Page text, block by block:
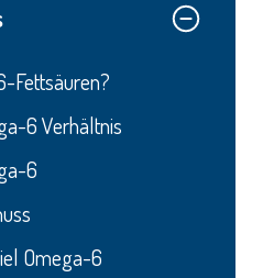
Fettsäuren?
6 Verhältnis
6
Omega-6